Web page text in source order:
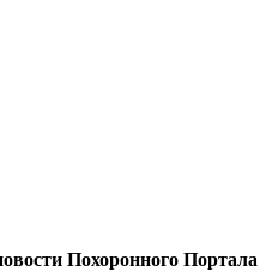
Похоронного Портала